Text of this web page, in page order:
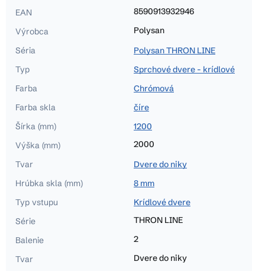
EAN
8590913932946
Výrobca
Polysan
Séria
Polysan THRON LINE
Typ
Sprchové dvere - krídlové
Farba
Chrómová
Farba skla
číre
Šírka (mm)
1200
Výška (mm)
2000
Tvar
Dvere do niky
Hrúbka skla (mm)
8 mm
Typ vstupu
Krídlové dvere
Série
THRON LINE
Balenie
2
Tvar
Dvere do niky